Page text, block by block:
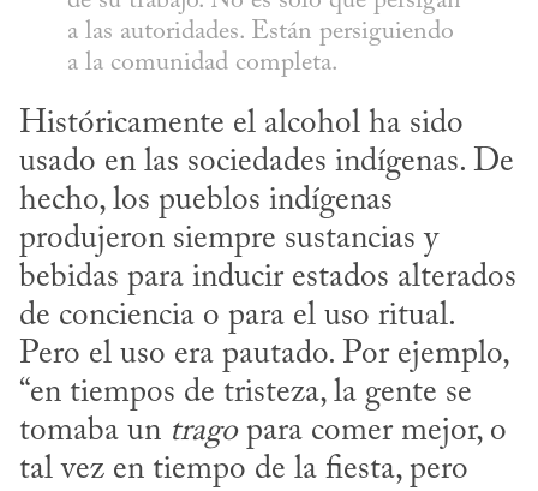
a las autoridades. Están persiguiendo
a la comunidad completa.
Históricamente el alcohol ha sido
usado en las sociedades indígenas. De
hecho, los pueblos indígenas
produjeron siempre sustancias y
bebidas para inducir estados alterados
de conciencia o para el uso ritual.
Pero el uso era pautado. Por ejemplo,
“en tiempos de tristeza, la gente se
tomaba un trago para comer mejor, o
tal vez en tiempo de la fiesta, pero